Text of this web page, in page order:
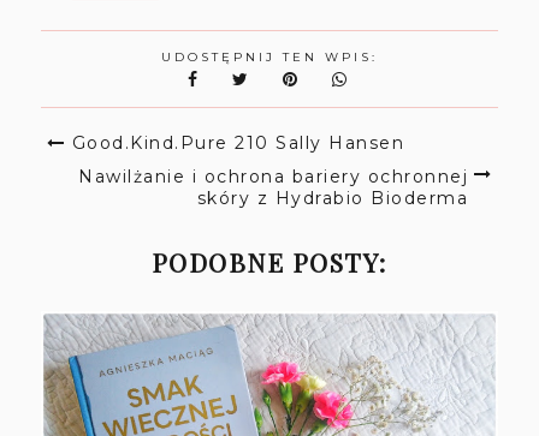
UDOSTĘPNIJ TEN WPIS:
Good.Kind.Pure 210 Sally Hansen
Nawilżanie i ochrona bariery ochronnej
skóry z Hydrabio Bioderma
PODOBNE POSTY: